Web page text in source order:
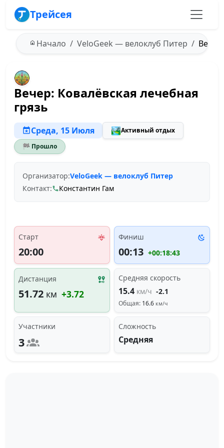
Трейсея
Начало VeloGeek — велоклуб Питер
Вечер: Ковалёвская лечебная
грязь
Среда, 15 Июля 🏞️Активный отдых
🏁 Прошло
Организатор:VeloGeek — велоклуб Питер
Контакт:
Константин Гам
Старт
20:00
Финиш
00:13 +00:18:43
Дистанция
51.72 км +3.72
Средняя скорость
15.4 км/ч -2.1
Общая: 16.6 км/ч
Участники
3
Сложность
Средняя